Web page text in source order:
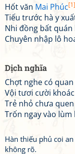
Hốt văn Mai Phúc[1]
Tiếu trước hà y
Nhi đồng bất quán
Chuyên nhập lô
Dịch nghĩa
Chợt nghe có
Vội tươi cười
Trẻ nhỏ chưa
Trốn ngay vào lùm
Hàn thiếu phủ coi
không rõ.